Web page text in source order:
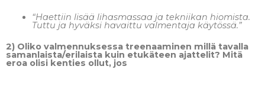
“Haettiin lisää lihasmassaa ja tekniikan hiomista.
Tuttu ja hyväksi havaittu valmentaja käytössä.”
2) Oliko valmennuksessa treenaaminen millä tavalla
samanlaista/erilaista kuin etukäteen ajattelit? Mitä
eroa olisi kenties ollut, jos